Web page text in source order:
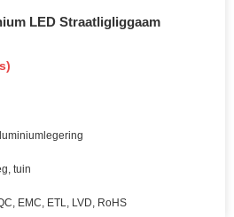
LED Straatligliggaam
tuin
EMC, ETL, LVD, RoHS